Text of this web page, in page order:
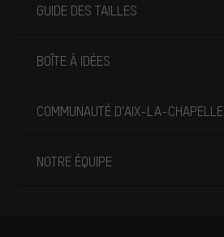
GUIDE DES TAILLES
BOÎTE À IDÉES
COMMUNAUTÉ D'AIX-LA-CHAPELLE
NOTRE ÉQUIPE